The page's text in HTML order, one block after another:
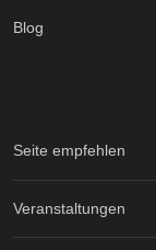
Blog
Seite empfehlen
Veranstaltungen